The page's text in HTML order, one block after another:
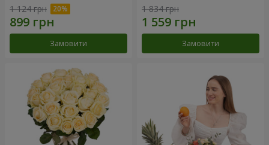
1 124 грн
Замовити
1 834 грн
Замовити